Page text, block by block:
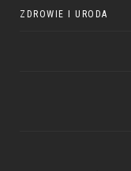
ZDROWIE I URODA